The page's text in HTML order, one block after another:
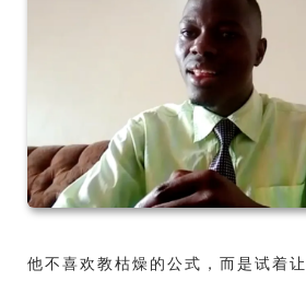
他不喜欢教枯燥的公式，而是试着